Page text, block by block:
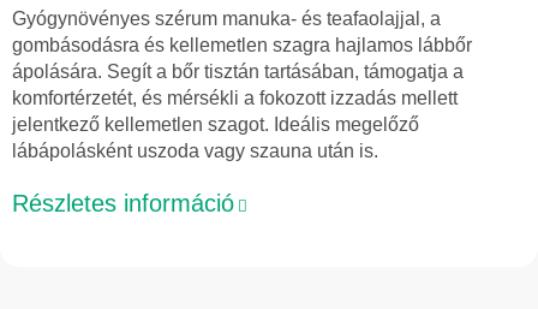
Gyógynövényes szérum manuka- és teafaolajjal, a
gombásodásra és kellemetlen szagra hajlamos lábbőr
ápolására. Segít a bőr tisztán tartásában, támogatja a
komfortérzetét, és mérsékli a fokozott izzadás mellett
jelentkező kellemetlen szagot. Ideális megelőző
lábápolásként uszoda vagy szauna után is.
Részletes információ